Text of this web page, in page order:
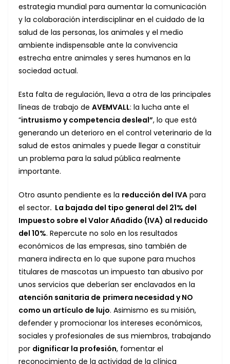
estrategia mundial para aumentar la comunicación
y la colaboración interdisciplinar en el cuidado de la
salud de las personas, los animales y el medio
ambiente indispensable ante la convivencia
estrecha entre animales y seres humanos en la
sociedad actual.
Esta falta de regulación, lleva a otra de las principales
líneas de trabajo de AVEMVALL: la lucha ante el
“intrusismo y competencia desleal”, lo que está
generando un deterioro en el control veterinario de la
salud de estos animales y puede llegar a constituir
un problema para la salud pública realmente
importante.
Otro asunto pendiente es la reducción del IVA para
el sector. La bajada del tipo general del 21% del
Impuesto sobre el Valor Añadido (IVA) al reducido
del 10%. Repercute no solo en los resultados
económicos de las empresas, sino también de
manera indirecta en lo que supone para muchos
titulares de mascotas un impuesto tan abusivo por
unos servicios que deberían ser enclavados en la
atención sanitaria de primera necesidad y NO
como un artículo de lujo. Asimismo es su misión,
defender y promocionar los intereses económicos,
sociales y profesionales de sus miembros, trabajando
por dignificar la profesión, fomentar el
reconocimiento de la actividad de la clínica